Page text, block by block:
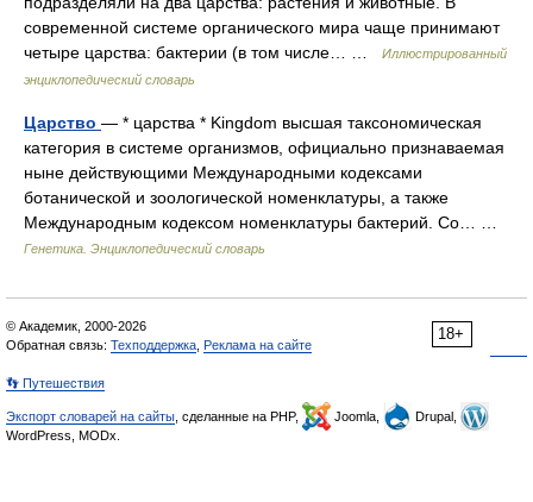
современной системе органического мира чаще принимают
четыре царства: бактерии (в том числе… …
Иллюстрированный
энциклопедический словарь
Царство — * царства * Kingdom высшая таксономическая
категория в системе организмов, официально признаваемая
ныне действующими Международными кодексами
ботанической и зоологической номенклатуры, а также
Международным кодексом номенклатуры бактерий. Со… …
Генетика. Энциклопедический словарь
18+
© Академик, 2000-2026
Обратная связь: Техподдержка Реклама на сайте
👣 Путешествия
Экспорт словарей на сайты , сделанные на PHP, Joomla,
Drupal,
WordPress, MODx.